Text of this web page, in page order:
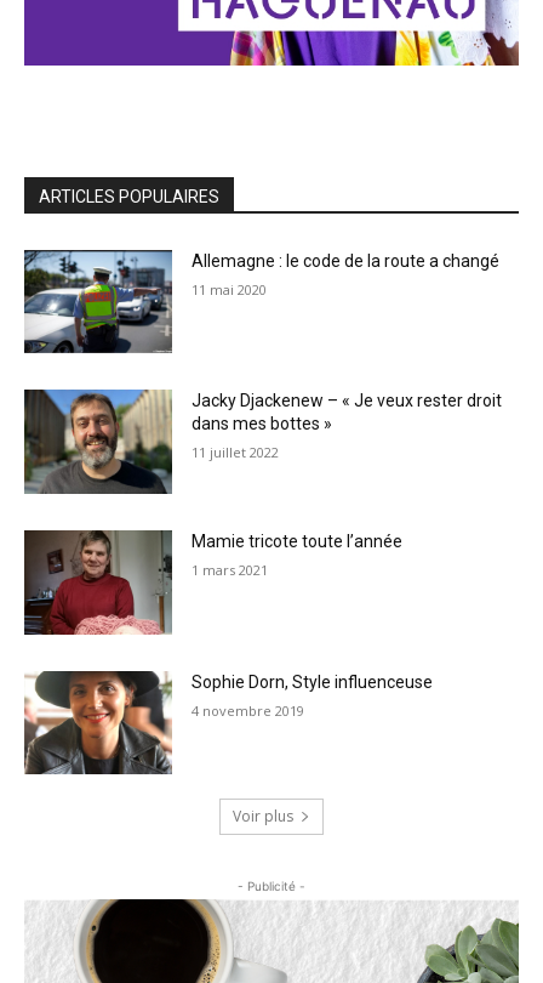
ARTICLES POPULAIRES
Allemagne : le code de la route a changé
11 mai 2020
Jacky Djackenew – « Je veux rester droit
dans mes bottes »
11 juillet 2022
Mamie tricote toute l’année
1 mars 2021
Sophie Dorn, Style influenceuse
4 novembre 2019
Voir plus
- Publicité -